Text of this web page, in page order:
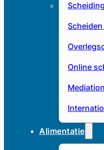
Online
Alimentatie